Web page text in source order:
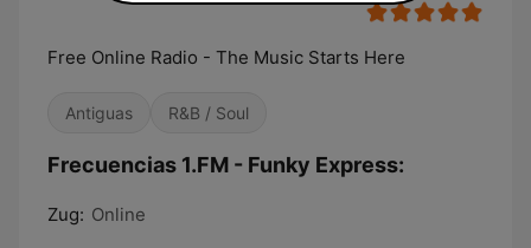
Free Online Radio - The Music Starts Here
Antiguas R&B / Soul
Frecuencias 1.FM - Funky Express:
Zug: Online